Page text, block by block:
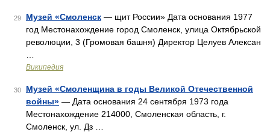
29 Музей «Смоленск — щит России» Дата основания 1977
год Местонахождение город Смоленск, улица Октябрьской
революции, 3 (Громовая башня) Директор Целуев Алексан
Википедия
30
Музей «Смоленщина в годы Великой Отечественной
войны» — Дата основания 24 сентября 1973 года
Местонахождение 214000, Смоленская область, г.
Смоленск, ул. Дз …